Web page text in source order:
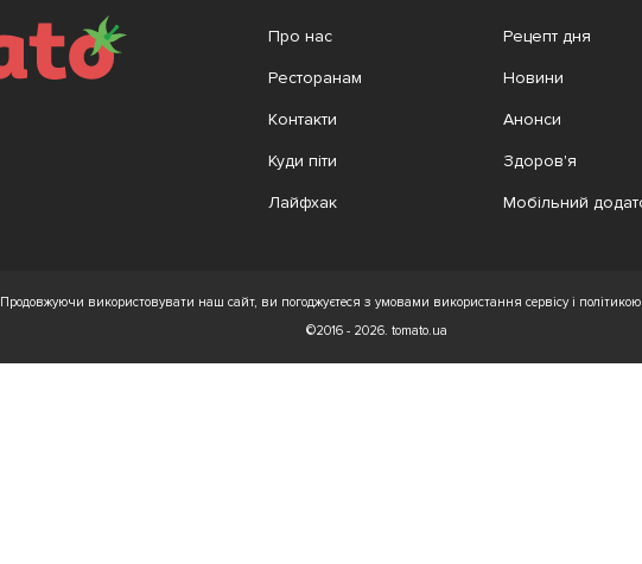
Про нас
Ресторанам
Контакти
Куди піти
Лайфхак
Рецепт дня
Новини
Анонси
Здоров'я
Мобільний
Продовжуючи використовувати наш сайт, ви погоджуєтеся з умовами використання сервісу і політикою
©2016 - 2026. tomato.ua